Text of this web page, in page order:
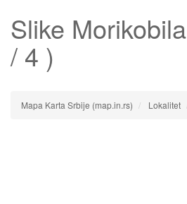
Slike Morikobila
/ 4 )
Mapa Karta Srbije (map.in.rs) Lokalitet